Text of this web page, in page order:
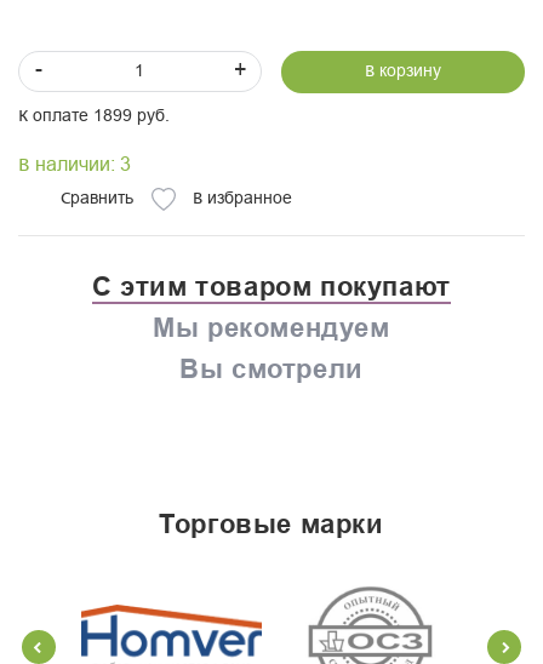
- + В корзину
К оплате 1899 руб.
В наличии: 3
Сравнить В избранное
С этим товаром покупают
Мы рекомендуем
Вы смотрели
торговые марки